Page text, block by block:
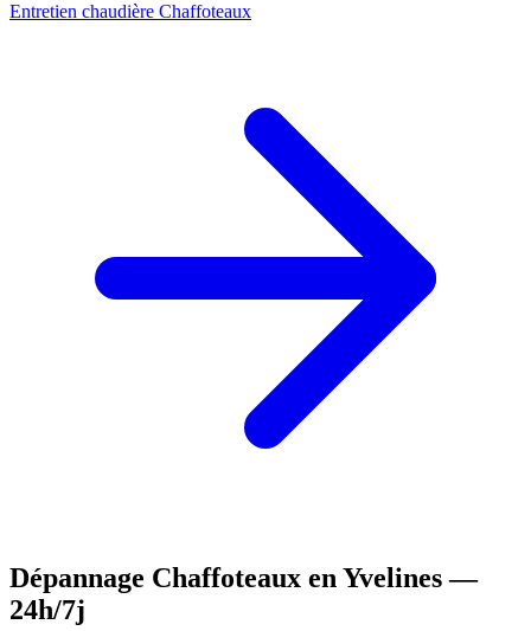
Entretien chaudière Chaffoteaux
Dépannage Chaffoteaux en Yvelines —
24h/7j